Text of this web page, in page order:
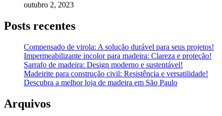
outubro 2, 2023
Posts recentes
Compensado de virola: A solução durável para seus projetos!
Impermeabilizante incolor para madeira: Clareza e proteção!
Sarrafo de madeira: Design moderno e sustentável!
Madeirite para construção civil: Resistência e versatilidade!
Descubra a melhor loja de madeira em São Paulo
Arquivos